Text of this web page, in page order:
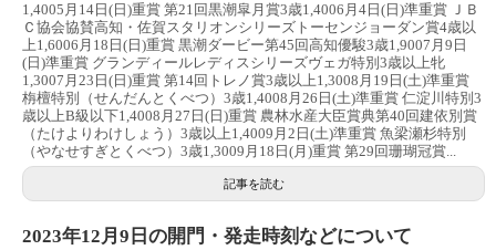
1,4005月14日(日)重賞 第21回黒潮皐月賞3歳1,4006月4日(日)準重賞 ＪＢ
Ｃ協会協賛高知・佐賀スタリオンシリーズトーセンジョーダン賞4歳以
上1,6006月18日(日)重賞 黒潮ダービー第45回高知優駿3歳1,9007月9日
(日)準重賞 グランディールレディスシリーズヴェガ特別3歳以上牝
1,3007月23日(日)重賞 第14回トレノ賞3歳以上1,3008月19日(土)準重賞
栴檀特別（せんだんとくべつ）3歳1,4008月26日(土)準重賞 仁淀川特別3
歳以上B級以下1,4008月27日(日)重賞 農林水産大臣賞典第40回建依別賞
（たけよりわけしょう）3歳以上1,4009月2日(土)準重賞 魚梁瀬杉特別
（やなせすぎとくべつ）3歳1,3009月18日(月)重賞 第29回珊瑚冠賞...
記事を読む
2023年12月9日の開門・発走時刻などについて